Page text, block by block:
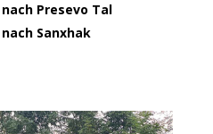
Presevo Tal
Sanxhak